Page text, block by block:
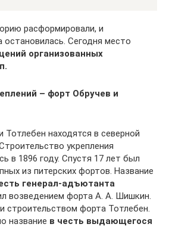
расформировали, и
Сегодня место
организованных
– форт Обручев и
находятся в северной
укрепления
в 1896 году. Спустя 17 лет был
из питерских фортов. Название
генерал-адъютанта
возведением форта А. А. Шишкин.
строительством форта Тотлебен.
название в честь выдающегося